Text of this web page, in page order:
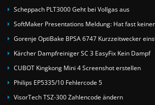
Scheppach PLT3000 Geht bei Vollgas aus
SoftMaker Presentations Meldung: Hat fast
Gorenje OptiBake BPSA 6747 Kurzzeitwecker
Kärcher Dampfreiniger SC 3 EasyFix Kein Dampf
CUBOT Kingkong Mini 4 Screenshot erstellen
Philips EP5335/10 Fehlercode 5
VisorTech TSZ-300 Zahlencode ändern